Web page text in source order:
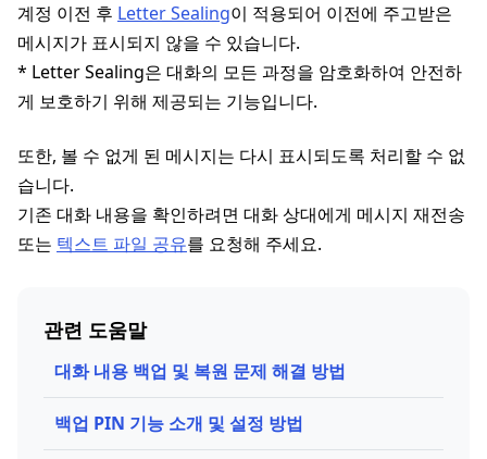
계정 이전 후 Letter Sealing이 적용되어 이전에 주고받은
메시지가 표시되지 않을 수 있습니다.
* Letter Sealing은 대화의 모든 과정을 암호화하여 안전하
게 보호하기 위해 제공되는 기능입니다.
또한, 볼 수 없게 된 메시지는 다시 표시되도록 처리할 수 없
습니다.
기존 대화 내용을 확인하려면 대화 상대에게 메시지 재전송
또는 텍스트 파일 공유를 요청해 주세요.
관련 도움말
대화 내용 백업 및 복원 문제 해결 방법
백업 PIN 기능 소개 및 설정 방법